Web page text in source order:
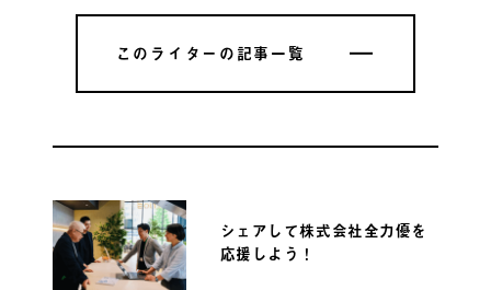
このライターの記事一覧
このライターの記事一覧
シェアして株式会社全力優を
応援しよう！